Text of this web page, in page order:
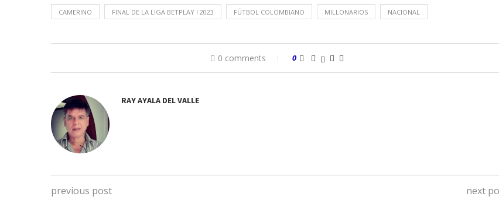
CAMERINO FINAL DE LA LIGA BETPLAY I 2023 FÚTBOL COLOMBIANO MILLONARIOS NACIONAL
0 comments 0
RAY AYALA DEL VALLE
previous post next